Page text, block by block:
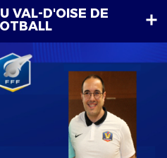
VAL-D'OISE DE